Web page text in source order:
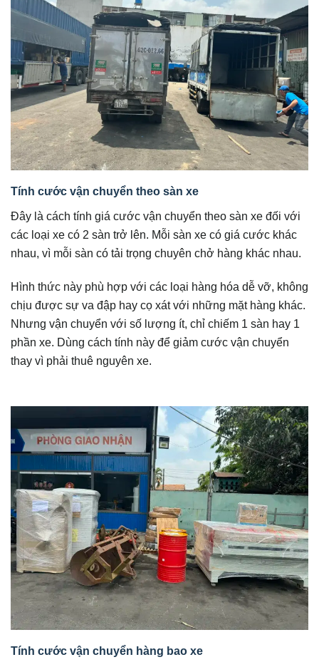
Tính cước vận chuyển theo sàn xe
Đây là cách tính giá cước vận chuyển theo sàn xe đối với
các loại xe có 2 sàn trở lên. Mỗi sàn xe có giá cước khác
nhau, vì mỗi sàn có tải trọng chuyên chở hàng khác nhau.
Hình thức này phù hợp với các loại hàng hóa dễ vỡ, không
chịu được sự va đập hay cọ xát với những mặt hàng khác.
Nhưng vận chuyển với số lượng ít, chỉ chiếm 1 sàn hay 1
phần xe. Dùng cách tính này để giảm cước vận chuyển
thay vì phải thuê nguyên xe.
Tính cước vận chuyển hàng bao xe